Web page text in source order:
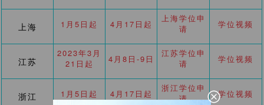
上海 1月5日起 4月17日起
上海学位申
请
学位视频
江苏
2023年3月
21日起
4月8日-9日
江苏学位申
请
学位视频
浙江 1月5日起 4月17日起
浙江学位申
请
学位视频